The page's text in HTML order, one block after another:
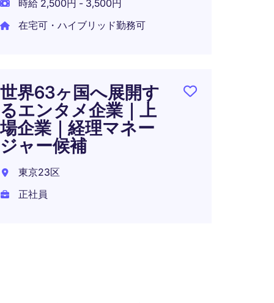
時給 2,500円 - 3,500円
在宅可・ハイブリッド勤務可
世界63ヶ国へ展開す
るエンタメ企業｜上
場企業｜経理マネー
ジャー候補
東京23区
正社員